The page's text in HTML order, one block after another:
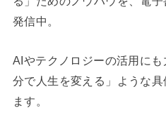
発信中。
AIやテクノロジーの活用に
分で人生を変える」ような
ます。